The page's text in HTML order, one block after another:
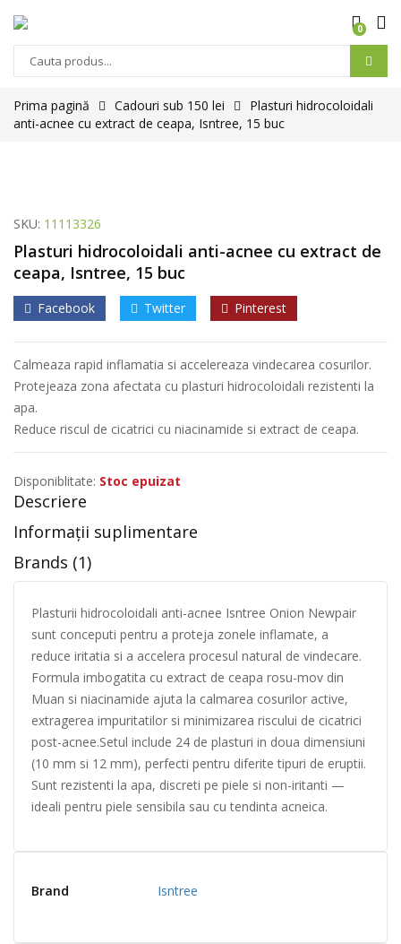
0
Products
Prima pagină
Cadouri sub 150 lei
Plasturi hidrocoloidali
anti-acnee cu extract de ceapa, Isntree, 15 buc
SKU: 11113326
Plasturi hidrocoloidali anti-acnee cu extract de
ceapa, Isntree, 15 buc
Facebook Twitter Pinterest
Calmeaza rapid inflamatia si accelereaza vindecarea cosurilor.
Protejeaza zona afectata cu plasturi hidrocoloidali rezistenti la
apa.
Reduce riscul de cicatrici cu niacinamide si extract de ceapa.
Disponiblitate: Stoc epuizat
Descriere
Informații suplimentare
Brands (1)
Plasturii hidrocoloidali anti-acnee Isntree Onion Newpair
sunt conceputi pentru a proteja zonele inflamate, a
reduce iritatia si a accelera procesul natural de vindecare.
Formula imbogatita cu extract de ceapa rosu-mov din
Muan si niacinamide ajuta la calmarea cosurilor active,
extragerea impuritatilor si minimizarea riscului de cicatrici
post-acnee.Setul include 24 de plasturi in doua dimensiuni
(10 mm si 12 mm), perfecti pentru diferite tipuri de eruptii.
Sunt rezistenti la apa, discreti pe piele si non-iritanti —
ideali pentru piele sensibila sau cu tendinta acneica.
Brand Isntree